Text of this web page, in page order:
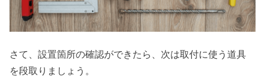
さて、設置箇所の確認ができたら、次は取付に使う道具
を段取りましょう。